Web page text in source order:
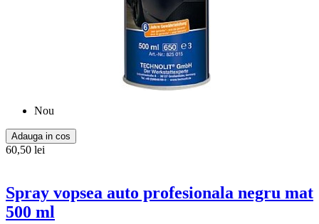
Nou
Adauga in cos
60,50 lei
Spray vopsea auto profesionala negru mat
500 ml